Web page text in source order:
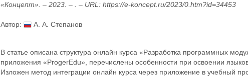
«Концепт». – 2023. – . – URL: https://e-koncept.ru/2023/0.htm?id=34453
Автор: А. А. Степанов
В статье описана структура онлайн курса «Разработка программных
приложения «ProgerEdu», перечислены особенности при освоении
Изложен метод интеграции онлайн курса через приложение в учебный